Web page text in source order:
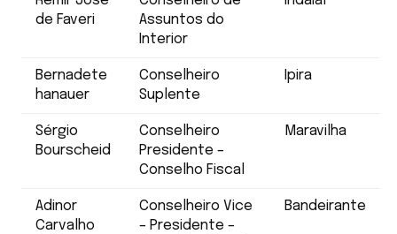
de Faveri
Assuntos do
Interior
Bernadete
hanauer
Conselheiro
Suplente
Ipira
Sérgio
Bourscheid
Conselheiro
Presidente –
Conselho Fiscal
Maravilha
Adinor
Carvalho
Conselheiro Vice
– Presidente –
Bandeirante